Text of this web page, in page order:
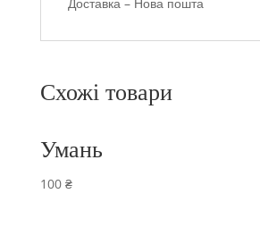
Схожі товари
Умань
100 ₴